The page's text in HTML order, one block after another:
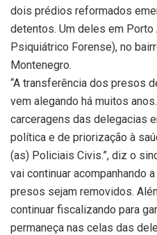
dois prédios reformados
detentos. Um deles em
Psiquiátrico Forense), no
Montenegro.
“A transferência dos presos
vem alegando há muitos
carceragens das delegacias
política e de priorização à
(as) Policiais Civis.”, diz o
vai continuar acompanhando
presos sejam removidos.
continuar fiscalizando para
permaneça nas celas das